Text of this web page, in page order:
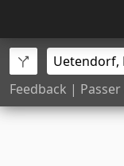
Feedback |